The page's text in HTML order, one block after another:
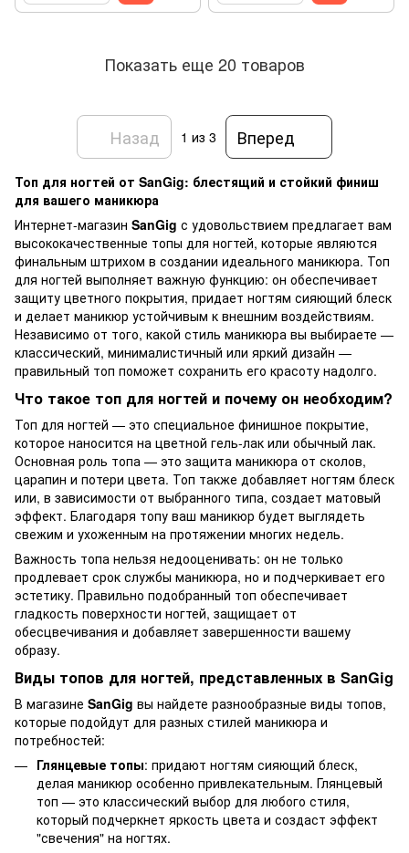
Показать еще 20 товаров
Назад 1 из 3 Вперед
Топ для ногтей от SanGig: блестящий и стойкий финиш
для вашего маникюра
Интернет-магазин SanGig с удовольствием предлагает вам
высококачественные топы для ногтей, которые являются
финальным штрихом в создании идеального маникюра. Топ
для ногтей выполняет важную функцию: он обеспечивает
защиту цветного покрытия, придает ногтям сияющий блеск
и делает маникюр устойчивым к внешним воздействиям.
Независимо от того, какой стиль маникюра вы выбираете —
классический, минималистичный или яркий дизайн —
правильный топ поможет сохранить его красоту надолго.
Что такое топ для ногтей и почему он необходим?
Топ для ногтей — это специальное финишное покрытие,
которое наносится на цветной гель-лак или обычный лак.
Основная роль топа — это защита маникюра от сколов,
царапин и потери цвета. Топ также добавляет ногтям блеск
или, в зависимости от выбранного типа, создает матовый
эффект. Благодаря топу ваш маникюр будет выглядеть
свежим и ухоженным на протяжении многих недель.
Важность топа нельзя недооценивать: он не только
продлевает срок службы маникюра, но и подчеркивает его
эстетику. Правильно подобранный топ обеспечивает
гладкость поверхности ногтей, защищает от
обесцвечивания и добавляет завершенности вашему
образу.
Виды топов для ногтей, представленных в SanGig
В магазине SanGig вы найдете разнообразные виды топов,
которые подойдут для разных стилей маникюра и
потребностей:
Глянцевые топы: придают ногтям сияющий блеск,
делая маникюр особенно привлекательным. Глянцевый
топ — это классический выбор для любого стиля,
который подчеркнет яркость цвета и создаст эффект
"свечения" на ногтях.